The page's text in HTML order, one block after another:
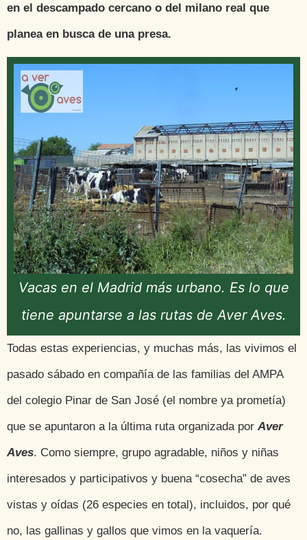
en el descampado cercano o del milano real que
planea en busca de una presa.
Vacas en el Madrid más urbano. Es lo que
tiene apuntarse a las rutas de Aver Aves.
Todas estas experiencias, y muchas más, las vivimos el
pasado sábado en compañía de las familias del AMPA
del colegio Pinar de San José (el nombre ya prometía)
que se apuntaron a la última ruta organizada por Aver
Aves. Como siempre, grupo agradable, niños y niñas
interesados y participativos y buena “cosecha” de aves
vistas y oídas (26 especies en total), incluidos, por qué
no, las gallinas y gallos que vimos en la vaquería.